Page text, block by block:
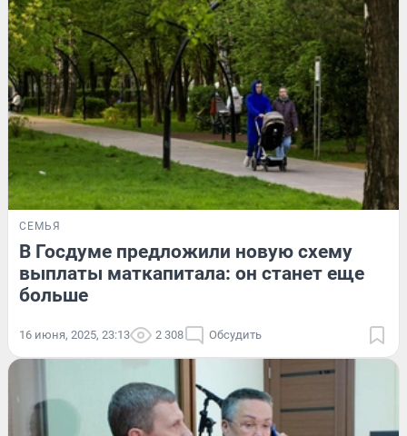
СЕМЬЯ
В Госдуме предложили новую схему
выплаты маткапитала: он станет еще
больше
16 июня, 2025, 23:13 2 308 Обсудить